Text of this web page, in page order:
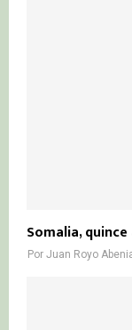
Somalia,
Por Juan Royo